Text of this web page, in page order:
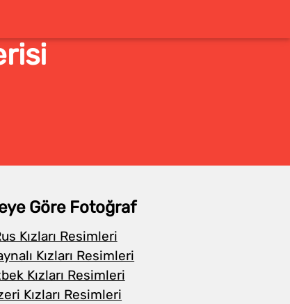
Göre Fotoğraf
Kızları Resimleri
Kızları Resimleri
Kızları Resimleri
Kızları Resimleri